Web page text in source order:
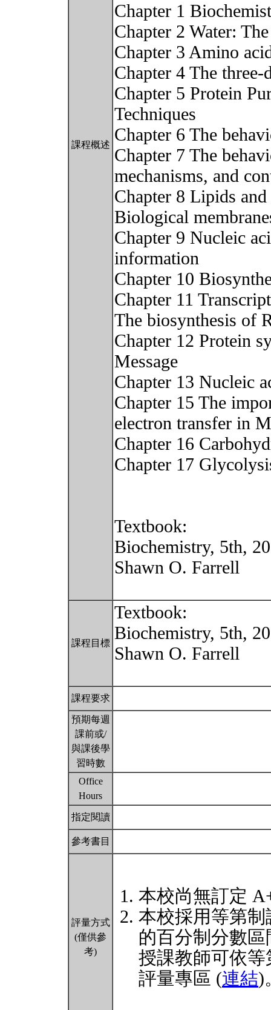
課程概述
Chapter 1
Chapter 2 Water:
Chapter 3 Amino
Chapter 4 The
Chapter 5 Protein
Techniques
Chapter 6 The
Chapter 7 The
mechanisms, and
Chapter 8 Lipids
Biological
Chapter 9 Nucleic
information
Chapter 10
Chapter 11
The biosynthesis of
Chapter 12 Protein
Message
Chapter 13 Nucleic
Chapter 15 The
electron transfer in
Chapter 16
Chapter 17
Textbook:
Biochemistry, 5th,
Shawn O. Farrell
課程目標
Textbook:
Biochemistry, 5th,
Shawn O. Farrell
課程要求
預期每週
課前或/
與課後學
習時數
Office
Hours
指定閱讀
參考書目
評量方式
(僅供參
考)
本校尚無訂定
本校採用等第
的百分制分數
授課教師可依
評量專區 (連結)